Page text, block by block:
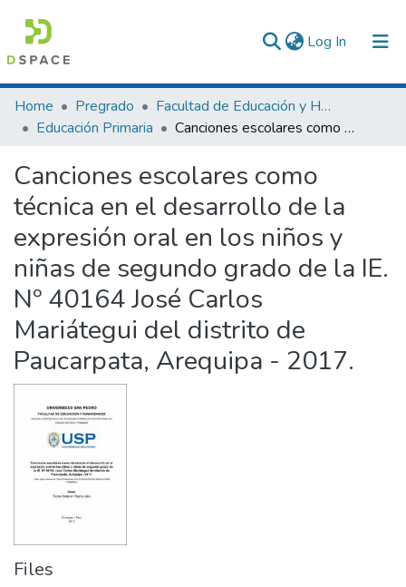
Log In (current)
Communities & Collections
All of DSpace
Statistics
Home Pregrado
Facultad de Educación y Humanidades
Educación Primaria
Canciones escolares como técnica en el desarrollo de la expresión oral en los niños y niñas de segundo grado de la IE. Nº 40164 José Carlos Mariátegui del distrito de Paucarpata, Arequipa - 2017.
Canciones escolares como
técnica en el desarrollo de la
expresión oral en los niños y
niñas de segundo grado de la IE.
Nº 40164 José Carlos
Mariátegui del distrito de
Paucarpata, Arequipa - 2017.
Files